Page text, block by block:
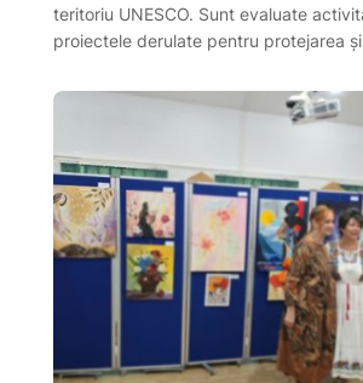
teritoriu UNESCO. Sunt evaluate
proiectele derulate pentru protejarea